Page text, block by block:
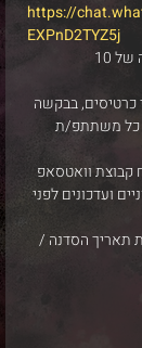
https://
EXPnD2TYZ5j
כרטיסים, בבקשה
כל משתתפ/ת
קבוצת וואטסאפ
ועדכונים לפני
תאריך הסדנה /